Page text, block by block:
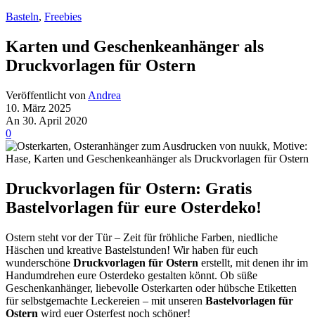
Basteln, Freebies
Karten und Geschenkeanhänger als
Druckvorlagen für Ostern
Veröffentlicht von Andrea
10. März 2025
An 30. April 2020
0
Druckvorlagen für Ostern: Gratis
Bastelvorlagen für eure Osterdeko!
Ostern steht vor der Tür – Zeit für fröhliche Farben, niedliche
Häschen und kreative Bastelstunden! Wir haben für euch
wunderschöne Druckvorlagen für Ostern erstellt, mit denen ihr im
Handumdrehen eure Osterdeko gestalten könnt. Ob süße
Geschenkanhänger, liebevolle Osterkarten oder hübsche Etiketten
für selbstgemachte Leckereien – mit unseren Bastelvorlagen für
Ostern wird euer Osterfest noch schöner!